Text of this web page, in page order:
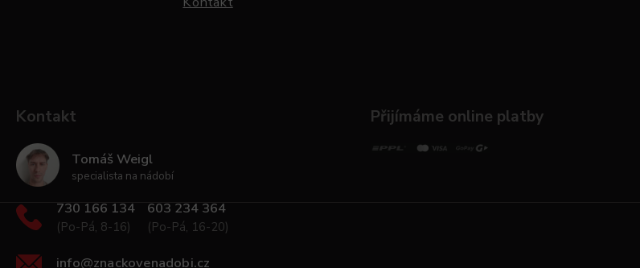
Kontakt
Tomáš Weigl
specialista na nádobí
730 166 134
(Po-Pá, 8-16)
603 234 364
(Po-Pá, 16-20)
info@znackovenadobi.cz
Přijímáme online platby